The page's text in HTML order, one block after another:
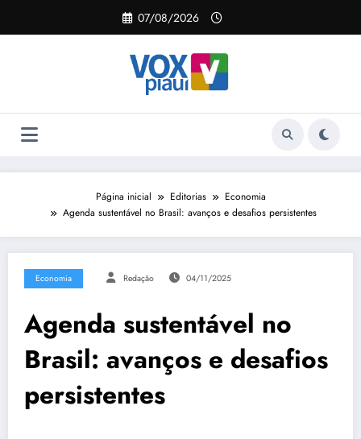
o
07/08/2026
Página inicial Editorias
Economia
Agenda sustentável no Brasil: avanços e desafios persistentes
Economia Redação 04/11/2025
Agenda sustentável no
Brasil: avanços e desafios
persistentes